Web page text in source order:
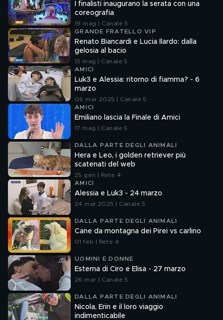
I finalisti inaugurano la serata con una
coreografia
19 mag | Canale 5
GRANDE FRATELLO VIP
Renato Biancardi e Lucia Ilardo: dalla
gelosia al bacio
13 mag | Canale 5
AMICI
Luk3 e Alessia: ritorno di fiamma? - 6
marzo
06 mar 2025 | Canale 5
AMICI
Emiliano lascia la Finale di Amici
17 mag | Canale 5
DALLA PARTE DEGLI ANIMALI
Hera e Leo, i golden retriever più
scatenati del web
25 gen | Rete 4
AMICI
Alessia e Luk3 - 24 marzo
24 mar 2025 | Canale 5
DALLA PARTE DEGLI ANIMALI
Cane da montagna dei Pirei vs carlino
01 feb | Rete 4
UOMINI E DONNE
Esterna di Ciro e Elisa - 27 marzo
26 mar | Canale 5
DALLA PARTE DEGLI ANIMALI
Nicola, Erin e il loro viaggio
indimenticabile